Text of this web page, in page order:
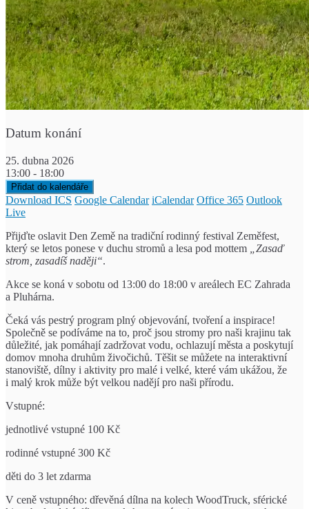
Datum konání
25. dubna 2026
13:00 - 18:00
Přidat do kalendáře
Download ICS Google Calendar iCalendar Office 365 Outlook
Live
Přijďte oslavit Den Země na tradiční rodinný festival Zeměfest,
který se letos ponese v duchu stromů a lesa pod mottem
„Zasaď
strom, zasadíš naději“.
Akce se koná v sobotu od 13:00 do 18:00 v areálech EC Zahrada
a Pluhárna.
Čeká vás pestrý program plný objevování, tvoření a inspirace!
Společně se podíváme na to, proč jsou stromy pro naši krajinu tak
důležité, jak pomáhají zadržovat vodu, ochlazují města a poskytují
domov mnoha druhům živočichů. Těšit se můžete na interaktivní
stanoviště, dílny i aktivity pro malé i velké, které vám ukážou, že
i malý krok může být velkou nadějí pro naši přírodu.
Vstupné:
jednotlivé vstupné 100 Kč
rodinné vstupné 300 Kč
děti do 3 let zdarma
V ceně vstupného: dřevěná dílna na kolech WoodTruck, sférické